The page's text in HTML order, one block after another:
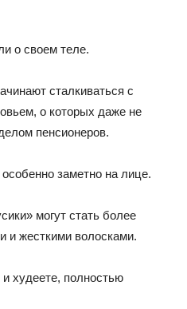
о своем теле.
сталкиваться с
о которых даже не
пенсионеров.
заметно на лице.
могут стать более
и жесткими волосками.
худеете, полностью